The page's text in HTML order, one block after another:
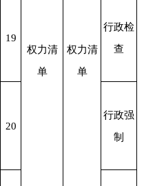
权力清
单
权力清
单
19
行政检
查
20
行政强
制